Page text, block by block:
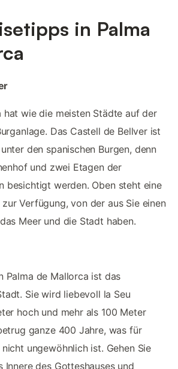
in Palma
hat wie die meisten Städte auf der
Das Castell de Bellver ist
den spanischen Burgen, denn
und zwei Etagen der
besichtigt werden. Oben steht eine
Verfügung, von der aus Sie einen
Meer und die Stadt haben.
Palma de Mallorca ist das
Sie wird liebevoll la Seu
hoch und mehr als 100 Meter
ganze 400 Jahre, was für
ungewöhnlich ist. Gehen Sie
Innere des Gotteshauses und